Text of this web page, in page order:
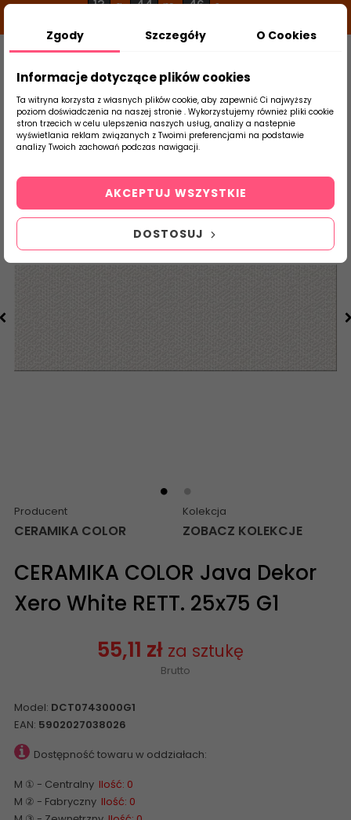
13 g 44 m 46 s
Szukaj
produktu
Strona Główna Płytki Łazienkowe
Producent
CERAMIKA COLOR
Kolekcja
ZOBACZ KOLEKCJE
CERAMIKA COLOR Java Dekor
Xero White RETT. 25x75 G1
55,11 zł za sztukę
Brutto
Model: DCT0743000G1
EAN: 5902027038026
Dostępność towaru w oddziałach:
M ① - Centralny Ilość: 0
M ② - Fabryczny Ilość: 0
Zgody Szczegóły O Cookies
Informacje dotyczące plików cookies
Ta witryna korzysta z własnych plików cookie, aby zapewnić Ci najwyższy
poziom doświadczenia na naszej stronie . Wykorzystujemy również pliki cookie
stron trzecich w celu ulepszenia naszych usług, analizy a nastepnie
wyświetlania reklam związanych z Twoimi preferencjami na podstawie
analizy Twoich zachowań podczas nawigacji.
DOSTOSUJ
AKCEPTUJ WSZYSTKIE